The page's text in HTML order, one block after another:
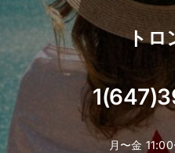
トロ
月〜金